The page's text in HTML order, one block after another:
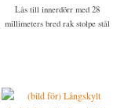
Lås till innerdörr med 28
millimeters bred rak stolpe stål